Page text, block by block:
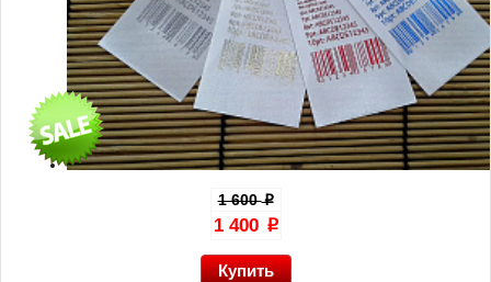
1 600p
1 400 p